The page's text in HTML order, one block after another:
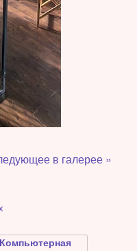
в галерее »
Компьютерная